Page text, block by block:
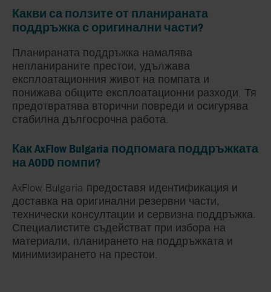
Какви са ползите от планираната
поддръжка с оригинални части?
Планираната поддръжка намалява
непланираните престои, удължава
експлоатационния живот на помпата и
понижава общите експлоатационни разходи. Тя
предотвратява вторични повреди и осигурява
стабилна дългосрочна работа.
Как AxFlow Bulgaria подпомага поддръжката
на AODD помпи?
AxFlow Bulgaria предоставя идентификация и
доставка на оригинални резервни части,
технически консултации и сервизна поддръжка.
Специалистите съдействат при избора на
материали, планирането на поддръжката и
минимизирането на престои.